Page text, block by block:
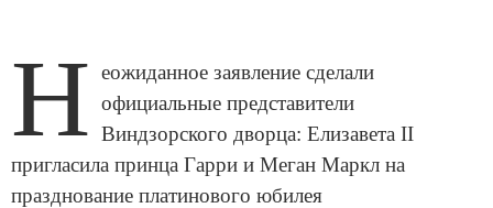
Н еожиданное заявление сделали
официальные представители
Виндзорского дворца: Елизавета II
пригласила принца Гарри и Меган Маркл на
празднование платинового юбилея